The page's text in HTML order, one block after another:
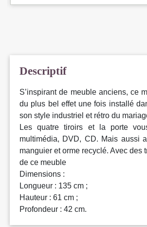
Descriptif
S’inspirant de meuble anciens, ce
du plus bel effet une fois installé
son style industriel et rétro du
Les quatre tiroirs et la porte
multimédia, DVD, CD. Mais aussi
manguier et orme recyclé. Avec des
de ce meuble
Dimensions :
Longueur : 135 cm ;
Hauteur : 61 cm ;
Profondeur : 42 cm.